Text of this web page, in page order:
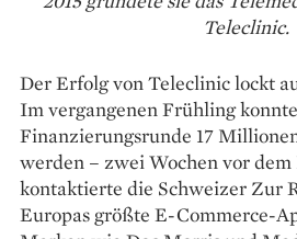
Teleclinic.
Der Erfolg von Teleclinic lockt
Im vergangenen Frühling
Finanzierungsrunde 17
werden – zwei Wochen vor
kontaktierte die Schweizer Zur
Europas größte E-Commerce-